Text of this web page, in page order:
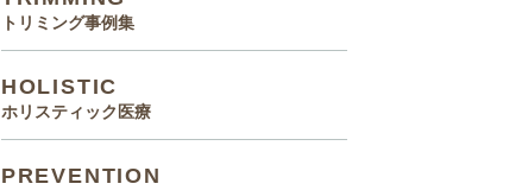
トリミング事例集
HOLISTIC
ホリスティック医療
PREVENTION